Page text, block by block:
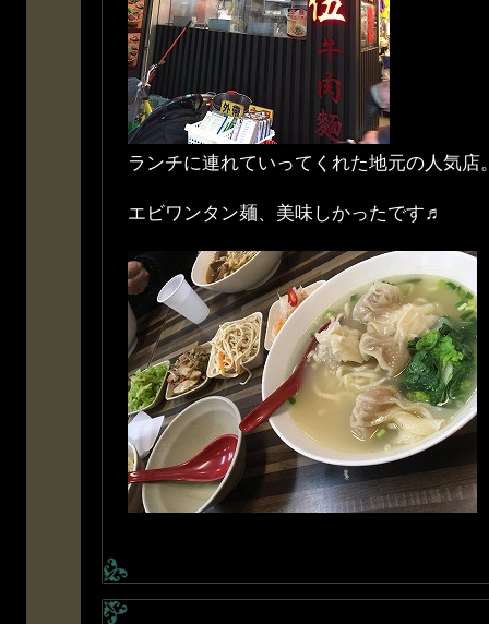
ランチに連れていってくれた地元の人気店
エビワンタン麺、美味しかったです♬